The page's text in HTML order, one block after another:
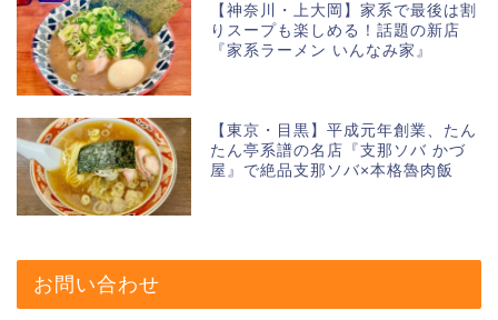
【神奈川・上大岡】家系で最後は割
りスープも楽しめる！話題の新店
『家系ラーメン いんなみ家』
【東京・目黒】平成元年創業、たん
たん亭系譜の名店『支那ソバ かづ
屋』で絶品支那ソバ×本格魯肉飯
お問い合わせ